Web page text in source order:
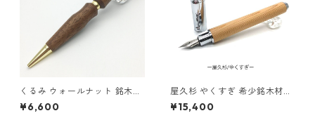
くるみ ウォールナット 銘木ペ
ン ウッド 木のボールペン クロ
スタイプ TWD1703
¥6,600
屋久杉 やくすぎ 希少銘木材の
万年筆 マグネットキャップ式
コンバータ付き TWM2303
¥15,400